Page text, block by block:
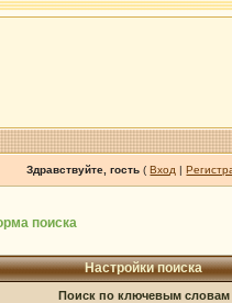
Здравствуйте, гость (Вход |
поиска
Настройки поиска
Поиск по ключевым словам